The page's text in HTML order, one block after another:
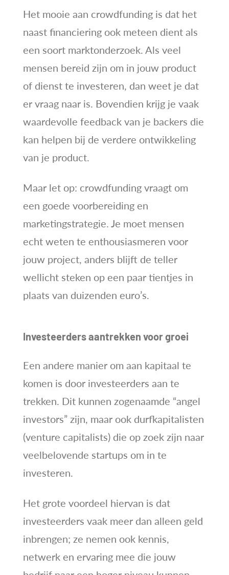
Het mooie aan crowdfunding is dat het
naast financiering ook meteen dient als
een soort marktonderzoek. Als veel
mensen bereid zijn om in jouw product
of dienst te investeren, dan weet je dat
er vraag naar is. Bovendien krijg je vaak
waardevolle feedback van je backers die
kan helpen bij de verdere ontwikkeling
van je product.
Maar let op: crowdfunding vraagt om
een goede voorbereiding en
marketingstrategie. Je moet mensen
echt weten te enthousiasmeren voor
jouw project, anders blijft de teller
wellicht steken op een paar tientjes in
plaats van duizenden euro’s.
Investeerders aantrekken voor groei
Een andere manier om aan kapitaal te
komen is door investeerders aan te
trekken. Dit kunnen zogenaamde “angel
investors” zijn, maar ook durfkapitalisten
(venture capitalists) die op zoek zijn naar
veelbelovende startups om in te
investeren.
Het grote voordeel hiervan is dat
investeerders vaak meer dan alleen geld
inbrengen; ze nemen ook kennis,
netwerk en ervaring mee die jouw